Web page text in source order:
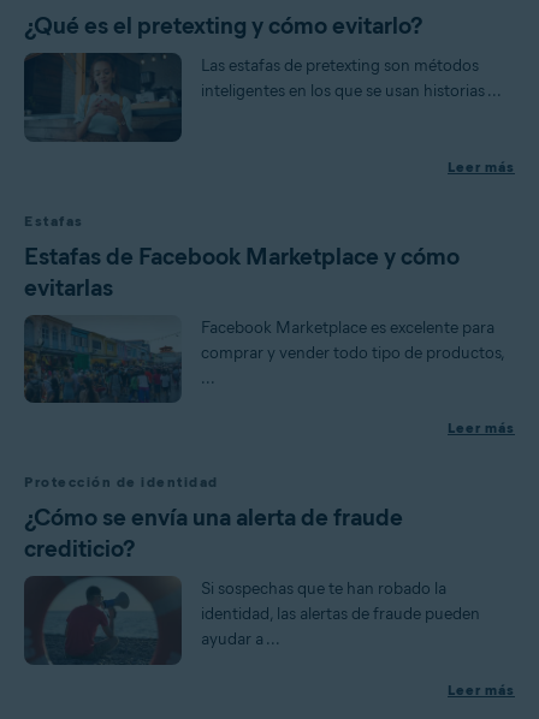
¿Qué es el pretexting y cómo evitarlo?
Las estafas de pretexting son métodos
inteligentes en los que se usan historias ...
Leer más
Estafas
Estafas de Facebook Marketplace y cómo
evitarlas
Facebook Marketplace es excelente para
comprar y vender todo tipo de productos,
...
Leer más
Protección de identidad
¿Cómo se envía una alerta de fraude
crediticio?
Si sospechas que te han robado la
identidad, las alertas de fraude pueden
ayudar a ...
Leer más